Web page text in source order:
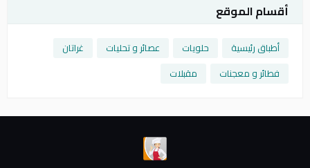
أقسام الموقع
أطباق رئيسية حلويات عصائر و تحليات
غراتان
فطائر و معجنات
مقبلات